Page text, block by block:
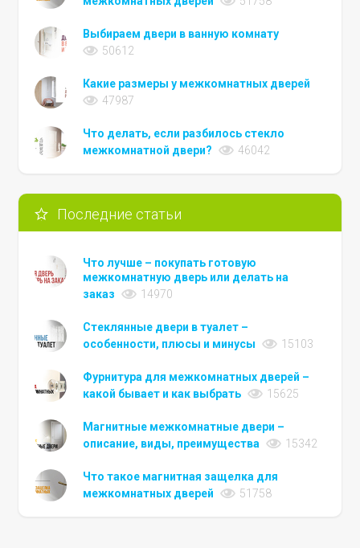
Выбираем двери в ванную комнату
50612
Какие размеры у межкомнатных дверей
47987
Что делать, если разбилось стекло
межкомнатной двери?
46042
Последние статьи
Что лучше – покупать готовую
межкомнатную дверь или делать на
заказ
14970
Стеклянные двери в туалет –
особенности, плюсы и минусы
15103
Фурнитура для межкомнатных дверей –
какой бывает и как выбрать
15625
Магнитные межкомнатные двери –
описание, виды, преимущества
15342
Что такое магнитная защелка для
межкомнатных дверей
51758